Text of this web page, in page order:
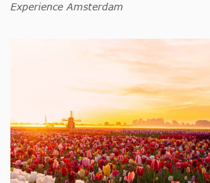
Experience Amsterdam